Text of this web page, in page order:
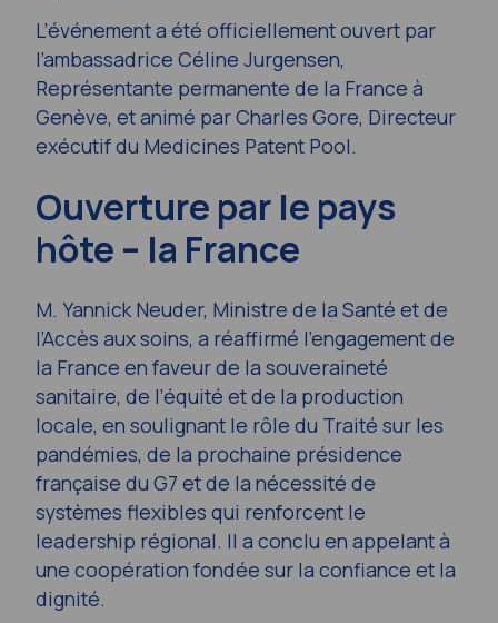
L’événement a été officiellement ouvert par
l’ambassadrice Céline Jurgensen,
Représentante permanente de la France à
Genève, et animé par Charles Gore, Directeur
exécutif du Medicines Patent Pool.
Ouverture par le pays
hôte – la France
M. Yannick Neuder, Ministre de la Santé et de
l’Accès aux soins, a réaffirmé l’engagement de
la France en faveur de la souveraineté
sanitaire, de l’équité et de la production
locale, en soulignant le rôle du Traité sur les
pandémies, de la prochaine présidence
française du G7 et de la nécessité de
systèmes flexibles qui renforcent le
leadership régional. Il a conclu en appelant à
une coopération fondée sur la confiance et la
dignité.